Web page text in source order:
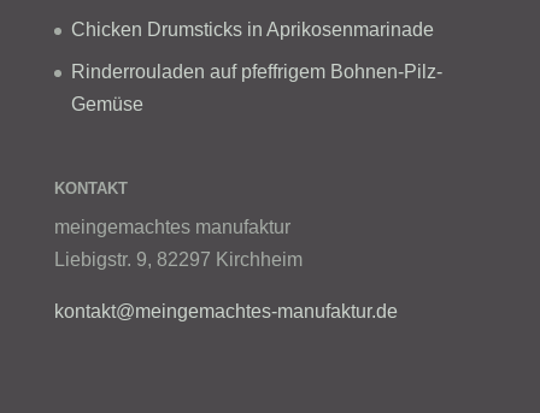
Chicken Drumsticks in Aprikosenmarinade
Rinderrouladen auf pfeffrigem Bohnen-Pilz-
Gemüse
KONTAKT
meingemachtes manufaktur
Liebigstr. 9, 82297 Kirchheim
kontakt@meingemachtes-manufaktur.de